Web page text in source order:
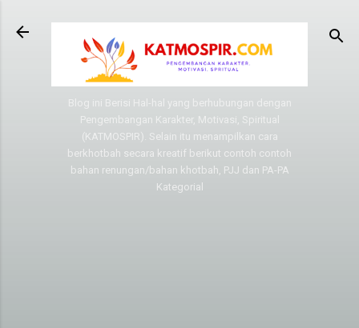
Langsung ke konten utama
Blog ini Berisi Hal-hal yang berhubungan dengan
Pengembangan Karakter, Motivasi, Spiritual
(KATMOSPIR). Selain itu menampilkan cara
berkhotbah secara kreatif berikut contoh contoh
bahan renungan/bahan khotbah, PJJ dan PA-PA
Kategorial